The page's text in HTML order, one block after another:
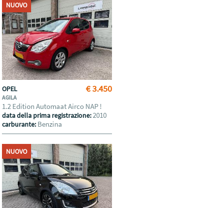
NUOVO
€ 3.450
OPEL
AGILA
1.2 Edition Automaat Airco NAP !
data della prima registrazione:2010
carburante: Benzina
NUOVO